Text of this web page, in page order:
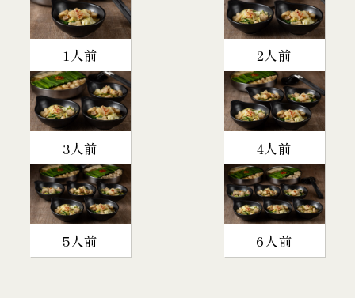
1人前 2人前
3人前 4人前
5人前 6人前